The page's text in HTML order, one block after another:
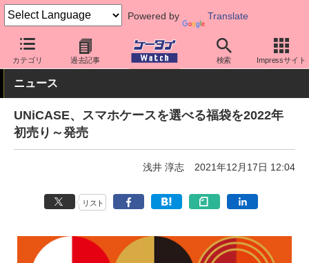
Powered by Translate
カテゴリ 過去記事 検索 Impressサイト
ケータイ Watch 周辺機器/アクセサリー スマホケース
ニュース
UNiCASE、スマホケースを選べる福袋を2022年
初売り～発売
浅井 淳志 2021年12月17日 12:04
リスト